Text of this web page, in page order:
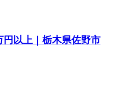
円以上｜栃木県佐野市